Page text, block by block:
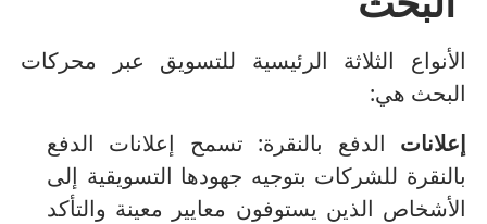
الأنواع الثلاثة الرئيسية للتسويق عبر محركات
البحث هي:
إعلانات الدفع بالنقرة: تسمح إعلانات الدفع
بالنقرة للشركات بتوجيه جهودها التسويقية إلى
الأشخاص الذين يستوفون معايير معينة والتأكد